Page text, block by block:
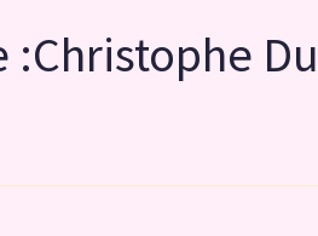
:Christophe